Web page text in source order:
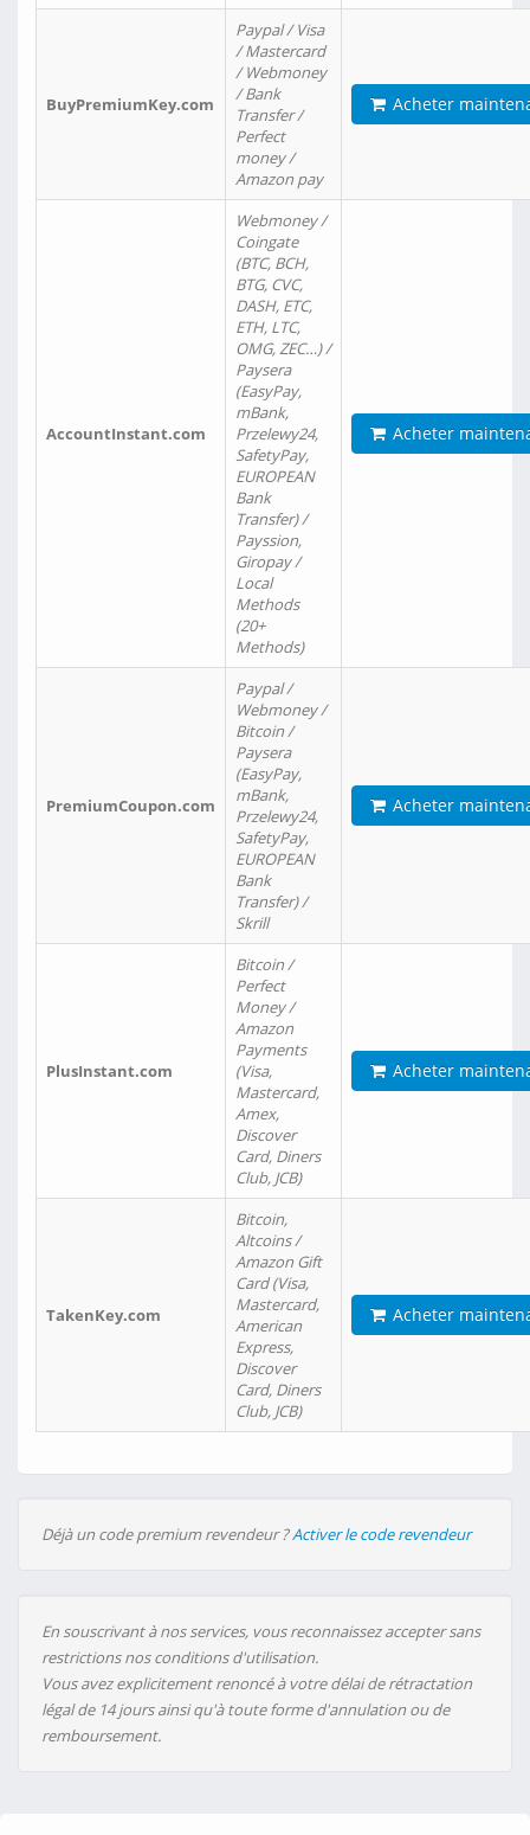
BuyPremiumKey.com
Paypal / Visa
/ Mastercard
/ Webmoney
/ Bank
Transfer /
Perfect
money /
Amazon pay
Acheter
AccountInstant.com
Webmoney /
Coingate
(BTC, BCH,
BTG, CVC,
DASH, ETC,
ETH, LTC,
OMG, ZEC…) /
Paysera
(EasyPay,
mBank,
Przelewy24,
SafetyPay,
EUROPEAN
Bank
Transfer) /
Payssion,
Giropay /
Local
Methods
(20+
Methods)
Acheter
PremiumCoupon.com
Paypal /
Webmoney /
Bitcoin /
Paysera
(EasyPay,
mBank,
Przelewy24,
SafetyPay,
EUROPEAN
Bank
Transfer) /
Skrill
Acheter
PlusInstant.com
Bitcoin /
Perfect
Money /
Amazon
Payments
(Visa,
Mastercard,
Amex,
Discover
Card, Diners
Club, JCB)
Acheter
TakenKey.com
Bitcoin,
Altcoins /
Amazon Gift
Card (Visa,
Mastercard,
American
Express,
Discover
Card, Diners
Club, JCB)
Acheter
Déjà un code premium revendeur ?Activer le code revendeur
En souscrivant à nos services, vous reconnaissez accepter sans
restrictions nos conditions d'utilisation.
Vous avez explicitement renoncé à votre délai de rétractation
légal de 14 jours ainsi qu'à toute forme d'annulation ou de
remboursement.